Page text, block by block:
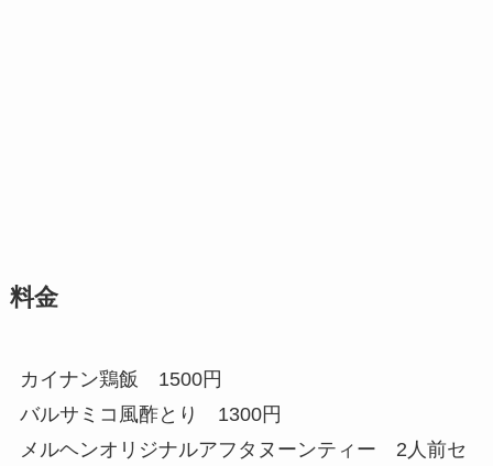
料金
カイナン鶏飯 1500円
バルサミコ風酢とり 1300円
メルヘンオリジナルアフタヌーンティー 2人前セ